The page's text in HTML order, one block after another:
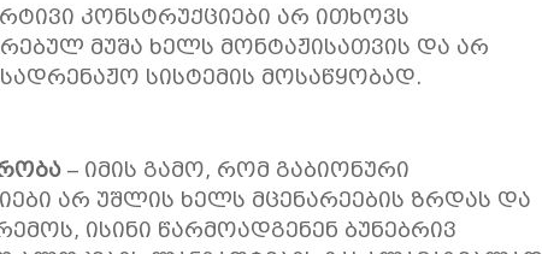
კონსტრუქციები არ ითხოვს
მუშა ხელს მონტაჟისათვის და არ
სისტემის მოსაწყობად.
– იმის გამო, რომ გაბიონური
არ უშლის ხელს მცენარეების ზრდას და
ისინი წარმოადგენენ ბუნებრივ